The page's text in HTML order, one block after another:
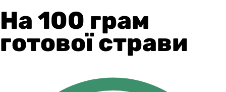
На 100 грам
готової страви